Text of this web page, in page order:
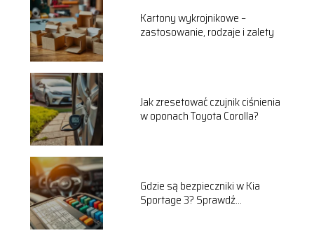
Kartony wykrojnikowe –
zastosowanie, rodzaje i zalety
Jak zresetować czujnik ciśnienia
w oponach Toyota Corolla?
Gdzie są bezpieczniki w Kia
Sportage 3? Sprawdź